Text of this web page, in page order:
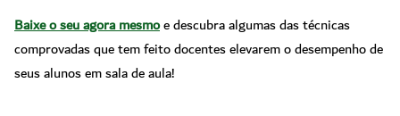
Baixe o seu agora mesmoe descubra algumas das técnicas
comprovadas que tem feito docentes elevarem o desempenho de
seus alunos em sala de aula!